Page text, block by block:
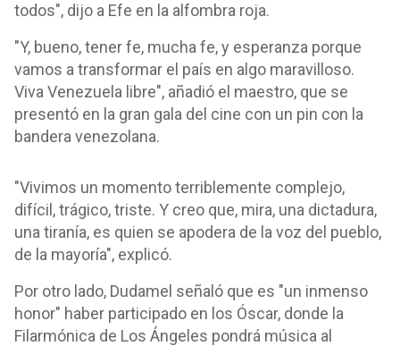
todos", dijo a Efe en la alfombra roja.
"Y, bueno, tener fe, mucha fe, y esperanza porque
vamos a transformar el país en algo maravilloso.
Viva Venezuela libre", añadió el maestro, que se
presentó en la gran gala del cine con un pin con la
bandera venezolana.
"Vivimos un momento terriblemente complejo,
difícil, trágico, triste. Y creo que, mira, una dictadura,
una tiranía, es quien se apodera de la voz del pueblo,
de la mayoría", explicó.
Por otro lado, Dudamel señaló que es "un inmenso
honor" haber participado en los Óscar, donde la
Filarmónica de Los Ángeles pondrá música al